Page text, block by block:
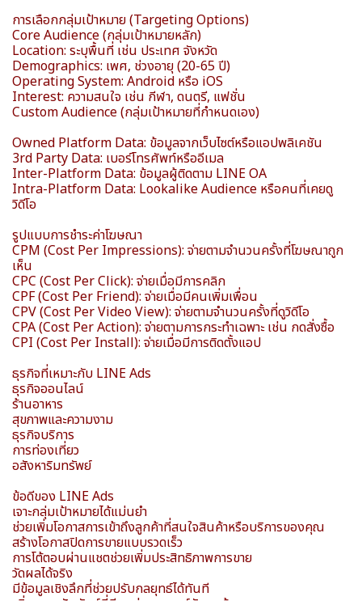
การเลือกกลุ่มเป้าหมาย (Targeting Options)
Core Audience (กลุ่มเป้าหมายหลัก)
Location: ระบุพื้นที่ เช่น ประเทศ จังหวัด
Demographics: เพศ, ช่วงอายุ (20-65 ปี)
Operating System: Android หรือ iOS
Interest: ความสนใจ เช่น กีฬา, ดนตรี, แฟชั่น
Custom Audience (กลุ่มเป้าหมายที่กำหนดเอง)
Owned Platform Data: ข้อมูลจากเว็บไซต์หรือแอปพลิเคชัน
3rd Party Data: เบอร์โทรศัพท์หรืออีเมล
Inter-Platform Data: ข้อมูลผู้ติดตาม LINE OA
Intra-Platform Data: Lookalike Audience หรือคนที่เคยดู
วิดีโอ
รูปแบบการชำระค่าโฆษณา
CPM (Cost Per Impressions): จ่ายตามจำนวนครั้งที่โฆษณาถูก
เห็น
CPC (Cost Per Click): จ่ายเมื่อมีการคลิก
CPF (Cost Per Friend): จ่ายเมื่อมีคนเพิ่มเพื่อน
CPV (Cost Per Video View): จ่ายตามจำนวนครั้งที่ดูวิดีโอ
CPA (Cost Per Action): จ่ายตามการกระทำเฉพาะ เช่น กดสั่งซื้อ
CPI (Cost Per Install): จ่ายเมื่อมีการติดตั้งแอป
ธุรกิจที่เหมาะกับ LINE Ads
ธุรกิจออนไลน์
ร้านอาหาร
สุขภาพและความงาม
ธุรกิจบริการ
การท่องเที่ยว
อสังหาริมทรัพย์
ข้อดีของ LINE Ads
เจาะกลุ่มเป้าหมายได้แม่นยำ
ช่วยเพิ่มโอกาสการเข้าถึงลูกค้าที่สนใจสินค้าหรือบริการของคุณ
สร้างโอกาสปิดการขายแบบรวดเร็ว
การโต้ตอบผ่านแชตช่วยเพิ่มประสิทธิภาพการขาย
วัดผลได้จริง
มีข้อมูลเชิงลึกที่ช่วยปรับกลยุทธ์ได้ทันที